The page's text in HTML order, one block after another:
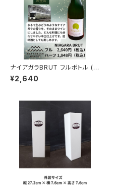
ナイアガラBRUT フルボトル (ス
パークリング)
¥2,640